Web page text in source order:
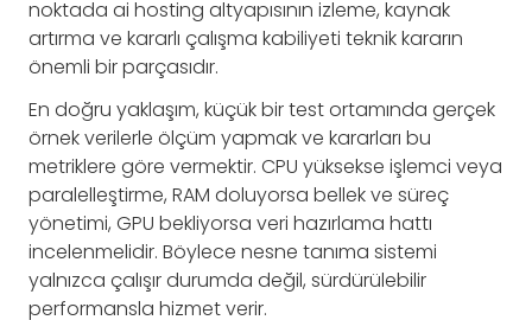
noktada ai hosting altyapısının izleme, kaynak
artırma ve kararlı çalışma kabiliyeti teknik kararın
önemli bir parçasıdır.
En doğru yaklaşım, küçük bir test ortamında gerçek
örnek verilerle ölçüm yapmak ve kararları bu
metriklere göre vermektir. CPU yüksekse işlemci veya
paralelleştirme, RAM doluyorsa bellek ve süreç
yönetimi, GPU bekliyorsa veri hazırlama hattı
incelenmelidir. Böylece nesne tanıma sistemi
yalnızca çalışır durumda değil, sürdürülebilir
performansla hizmet verir.